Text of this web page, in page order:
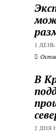
1
В
2 ДНЯ